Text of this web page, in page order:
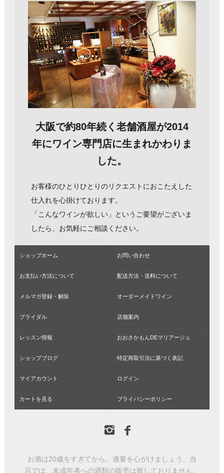
大阪で約80年続く老舗酒屋が2014
年にワイン専門店に生まれかわりま
した。
お客様のひとりひとりのリクエストにおこたえした
仕入れを心掛けております。
「こんなワインが欲しい」というご要望がございま
したら、お気軽にご相談ください。
ショップホーム お問い合わせ
お支払い方法について 配送方法・送料について
メルマガ登録・解除 オーダーメイドワイン
ブライダル 店舗案内
レッスン情報 おおさかもんDEマリアージュ
ショップブログ 特定商取引法に基づく表記
マイアカウント ログイン
カートを見る プライバシーポリシー
お酒は20歳をすぎてから。適量を心がけましょう。当
店では、未成年者への酒類の販売は致しておりません。